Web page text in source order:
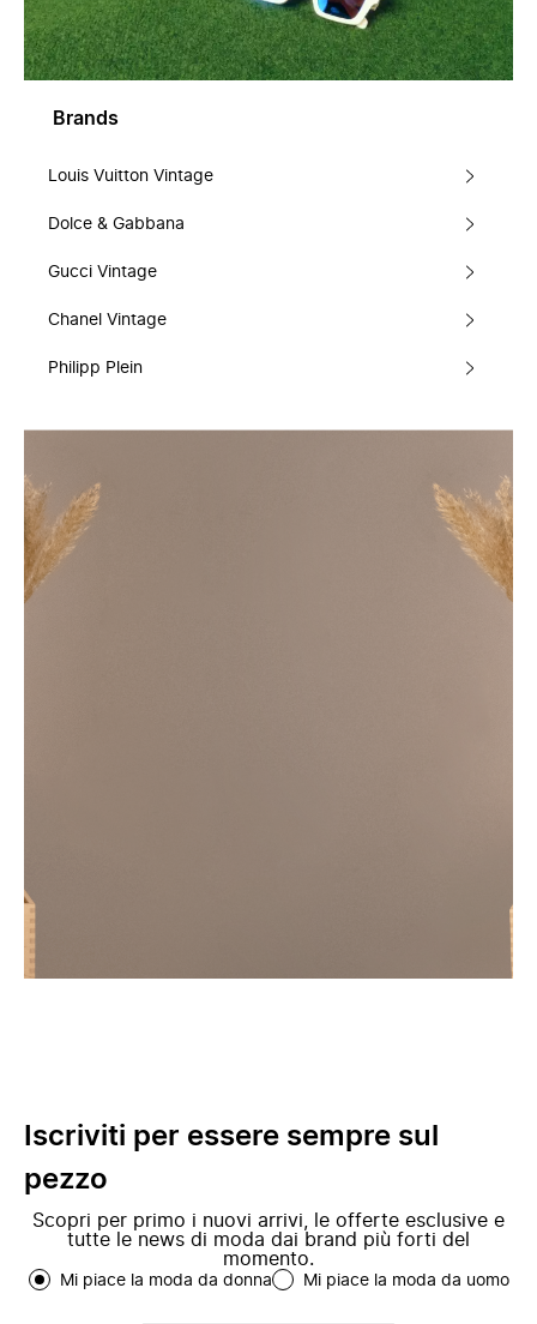
Brands
Louis Vuitton Vintage
Dolce & Gabbana
Gucci Vintage
Chanel Vintage
Philipp Plein
Iscriviti per essere sempre sul
pezzo
Scopri per primo i nuovi arrivi, le offerte esclusive e
tutte le news di moda dai brand più forti del
momento.
Mi piace la moda da donna Mi piace la moda da uomo